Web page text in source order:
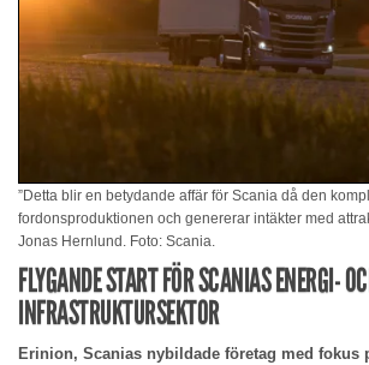
”Detta blir en betydande affär för Scania då den
fordonsproduktionen och genererar intäkter med
Jonas Hernlund. Foto: Scania.
FLYGANDE START FÖR SCANIAS ENERGI-
INFRASTRUKTURSEKTOR
Erinion, Scanias nybildade företag med fokus